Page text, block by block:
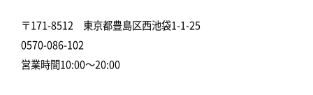
〒171-8512 東京都豊島区西池袋1-1-25
0570-086-102
営業時間10:00～20:00